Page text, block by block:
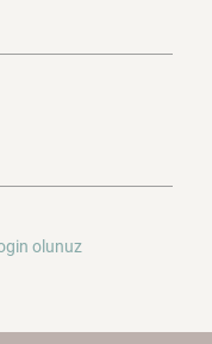
olunuz